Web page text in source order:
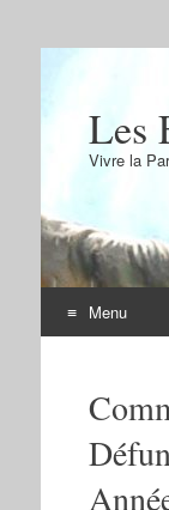
Les
Vivre la
Menu
contenu